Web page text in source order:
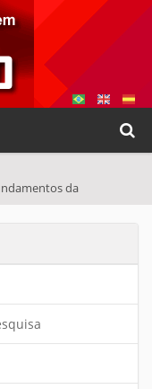
Busca